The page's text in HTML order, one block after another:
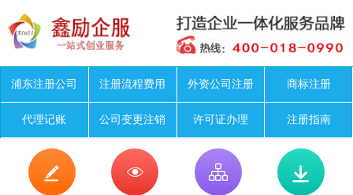
浦东注册公司 注册流程费用 外资公司注册 商标注册
代理记账 公司变更注销 许可证办理 注册指南
   